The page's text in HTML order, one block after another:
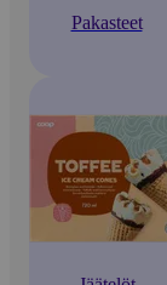
Pakasteet